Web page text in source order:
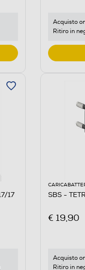
Acquisto
Ritiro in
SBS -
€ 19,90
Acquisto
Ritiro in